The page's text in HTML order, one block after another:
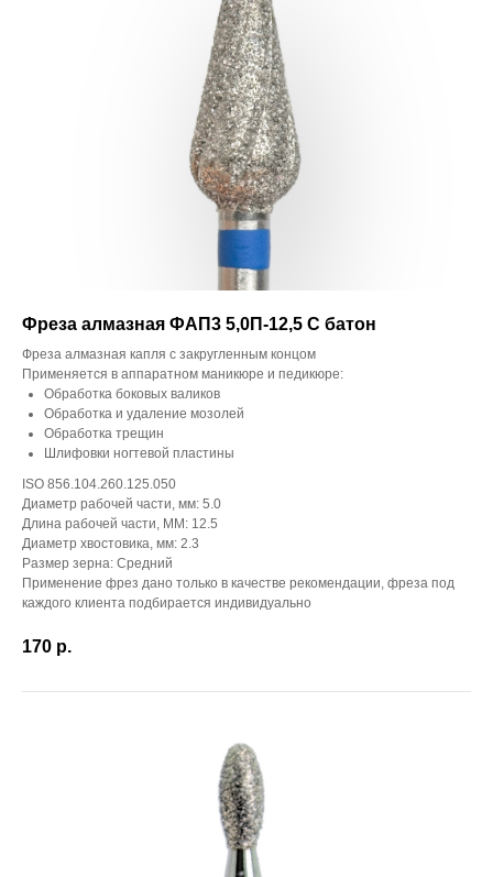
Фреза алмазная ФАП3 5,0П-12,5 С батон
Фреза алмазная капля с закругленным концом
Применяется в аппаратном маникюре и педикюре:
Обработка боковых валиков
Обработка и удаление мозолей
Обработка трещин
Шлифовки ногтевой пластины
ISO 856.104.260.125.050
Диаметр рабочей части, мм: 5.0
Длина рабочей части, ММ: 12.5
Диаметр хвостовика, мм: 2.3
Размер зерна: Средний
Применение фрез дано только в качестве рекомендации, фреза под
каждого клиента подбирается индивидуально
170 р.